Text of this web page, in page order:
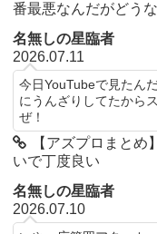
番最悪なんだがどう
名無しの星臨者
2026.07.11
今日YouTubeで見たん
にうんざりしてたから
ぜ！
【アズプロまと
いで丁度良い
名無しの星臨者
2026.07.10